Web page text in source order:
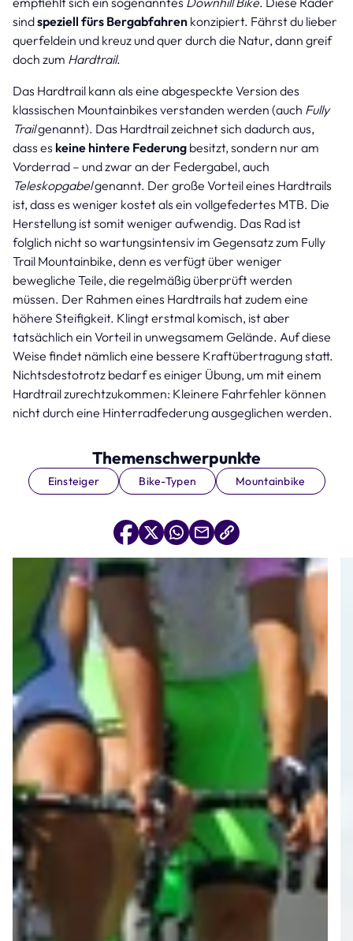
sindspeziell fürs Bergabfahren konzipiert. Fährst du lieber
querfeldein und kreuz und quer durch die Natur, dann greif
doch zum Hardtrail.
Das Hardtrail kann als eine abgespeckte Version des
klassischen Mountainbikes verstanden werden (auch Fully
Trailgenannt). Das Hardtrail zeichnet sich dadurch aus,
dass es keine hintere Federung besitzt, sondern nur am
Vorderrad – und zwar an der Federgabel, auch
Teleskopgabelgenannt. Der große Vorteil eines Hardtrails
ist, dass es weniger kostet als ein vollgefedertes MTB. Die
Herstellung ist somit weniger aufwendig. Das Rad ist
folglich nicht so wartungsintensiv im Gegensatz zum Fully
Trail Mountainbike, denn es verfügt über weniger
bewegliche Teile, die regelmäßig überprüft werden
müssen. Der Rahmen eines Hardtrails hat zudem eine
höhere Steifigkeit. Klingt erstmal komisch, ist aber
tatsächlich ein Vorteil in unwegsamem Gelände. Auf diese
Weise findet nämlich eine bessere Kraftübertragung statt.
Nichtsdestotrotz bedarf es einiger Übung, um mit einem
Hardtrail zurechtzukommen: Kleinere Fahrfehler können
nicht durch eine Hinterradfederung ausgeglichen werden.
Themenschwerpunkte
Einsteiger Bike-Typen Mountainbike